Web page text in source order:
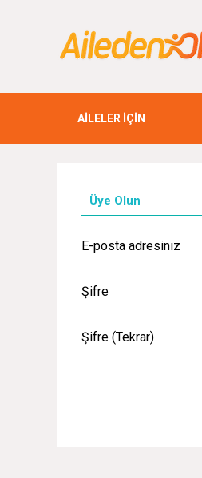
AİLELER İÇİN
Üye Olun
E-posta adresiniz
Şifre
Şifre (Tekrar)